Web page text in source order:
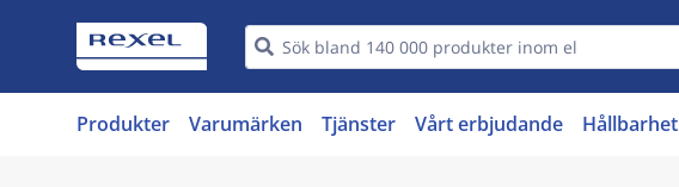
Produkter Varumärken Tjänster Vårt erbjudande Hållbarhet